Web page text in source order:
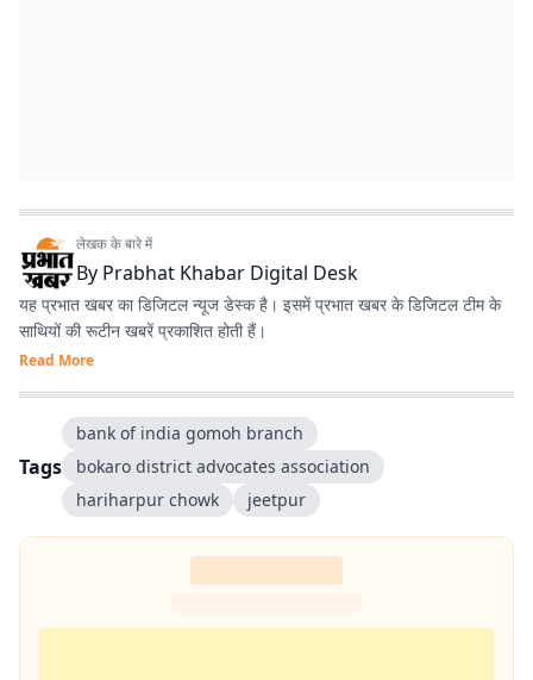
लेखक के बारे में
By Prabhat Khabar Digital Desk
यह प्रभात खबर का डिजिटल न्यूज डेस्क है। इसमें प्रभात खबर के डिजिटल टीम के
साथियों की रूटीन खबरें प्रकाशित होती हैं।
Read More
Tags
bank of india gomoh branch
bokaro district advocates association
hariharpur chowk
jeetpur